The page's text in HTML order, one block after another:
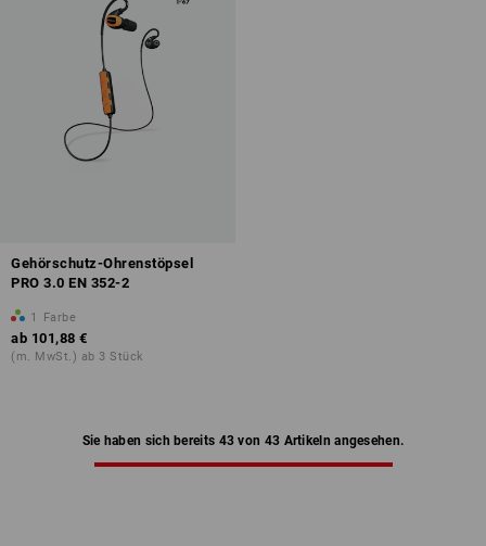
Gehörschutz-Ohrenstöpsel
PRO 3.0 EN 352-2
1 Farbe
ab 101,88 €
(m. MwSt.) ab 3 Stück
Sie haben sich bereits 43 von 43 Artikeln angesehen.